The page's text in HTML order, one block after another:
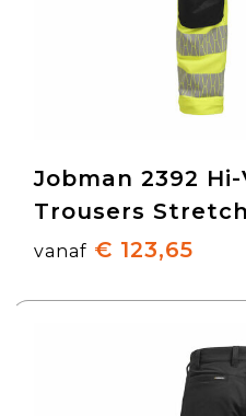
Jobman 2392
Trousers
vanaf € 123,65